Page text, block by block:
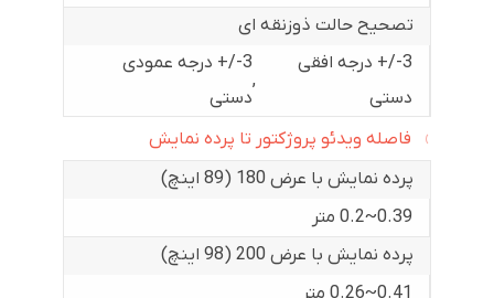
تصحیح حالت ذوزنقه ای
3-/+ درجه افقی
دستی
,
3-/+ درجه عمودی
دستی
فاصله ویدئو پروژکتور تا پرده نمایش
پرده نمایش با عرض 180 (89 اینچ)
0.39~0.2 متر
پرده نمایش با عرض 200 (98 اینچ)
0.41~0.26 متر